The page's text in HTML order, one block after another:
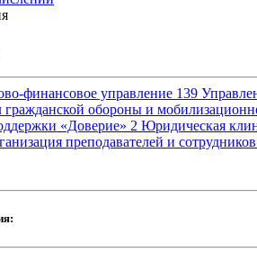
финансовое управление 139
гражданской обороны и
«Доверие» 2 Юридическая
преподавателей и сотрудников